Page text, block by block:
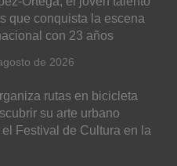
que conquista la escena
con 23 años
de 2026
rutas en bicicleta
su arte urbano
el Festival de Cultura en la